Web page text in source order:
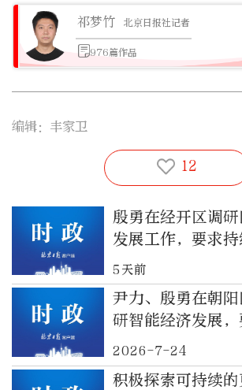
祁梦竹 北京日报社记者
976篇作品
编辑：丰家卫
12
殷勇在经开区调
发展工作，要求
持政策，提升医药
能级
5天前
尹力、殷勇在朝
研智能经济发展
智能技术优势转化
能
2026-7-24
积极探索可持续